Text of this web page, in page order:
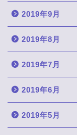
2019年9月
2019年8月
2019年7月
2019年6月
2019年5月